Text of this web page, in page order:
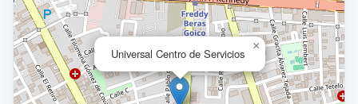
Universal Centro de Servicios
×